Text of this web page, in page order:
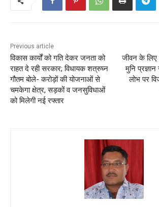
Previous article
विकास कार्यों को गति देकर जनता को
राहत दे रही सरकार; विधायक शत्रुघ्न
गौतम बोले- करोड़ों की योजनाओं से
चमकेगा क्षेत्र, सड़कों व जनसुविधाओं
को मिलेगी नई रफ्तार
जीवन के लिए
मुनि
लोभ पर